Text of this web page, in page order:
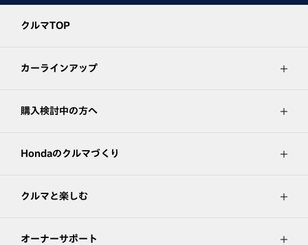
クルマTOP
カーラインアップ
購入検討中の方へ
Hondaのクルマづくり
クルマと楽しむ
オーナーサポート